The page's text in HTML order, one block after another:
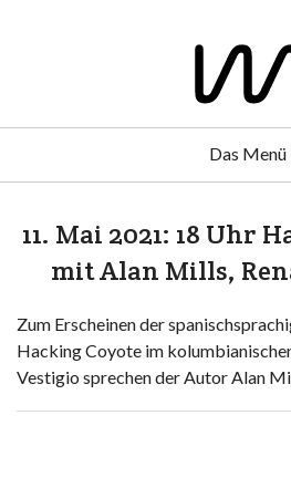
Das Menü
11. Mai 2021: 18 Uhr
mit Alan Mills,
Zum Erscheinen der
Hacking Coyote im
Vestigio sprechen der Autor Alan